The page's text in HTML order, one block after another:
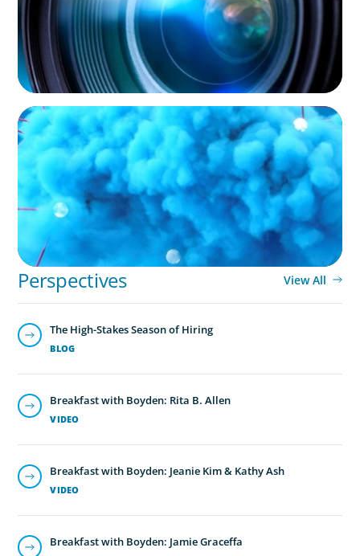
NOT-FOR-PROFIT
Driving Growth in Higher Education:
Harnessing Data for Success
Perspectives View All
BLOG
The High-Stakes Season of Hiring
VIDEO
Breakfast with Boyden: Rita B. Allen
VIDEO
Breakfast with Boyden: Jeanie Kim & Kathy Ash
Breakfast with Boyden: Jamie Graceffa